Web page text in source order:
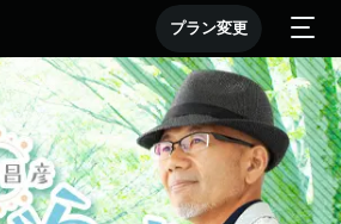
プラン変更